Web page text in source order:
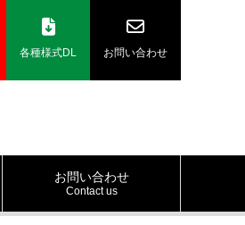
各種様式DL お問い合わせ
お問い合わせ
Contact us